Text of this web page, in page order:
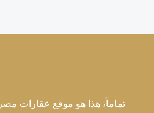
تماماً، هذا هو موقع عقارات